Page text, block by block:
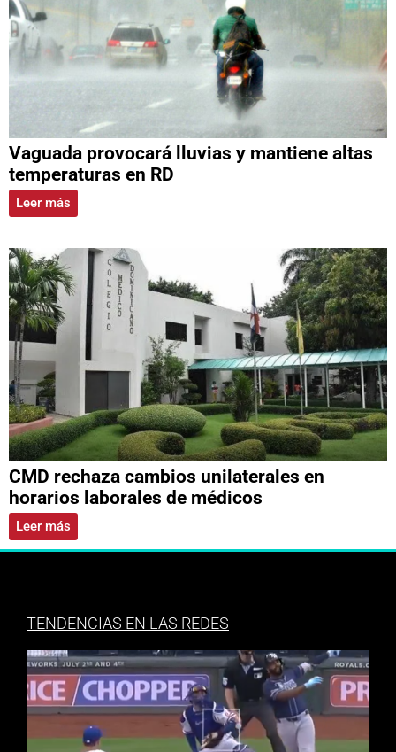
Vaguada provocará lluvias y mantiene altas
temperaturas en RD
Leer más
CMD rechaza cambios unilaterales en
horarios laborales de médicos
Leer más
TENDENCIAS EN LAS REDES